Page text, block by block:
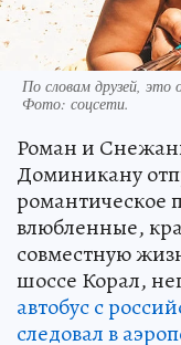
По словам друзей, это
Фото: соцсети.
Роман и
Доминикану
романтическое
влюбленные,
совместную
шоссе Корал,
автобус с
следовал в